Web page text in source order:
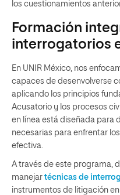
los cuestionamientos
Formación
interrogatorios
En UNIR México, nos
capaces de desenvolverse
aplicando los principios
Acusatorio y los procesos
en línea está diseñada para
necesarias para enfrentar
efectiva.
A través de este programa,
manejar técnicas de
instrumentos de litigación